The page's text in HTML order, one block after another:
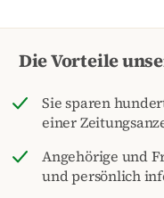
Die Vorteile
Sie sparen
einer
Angehörige und
und persönlich